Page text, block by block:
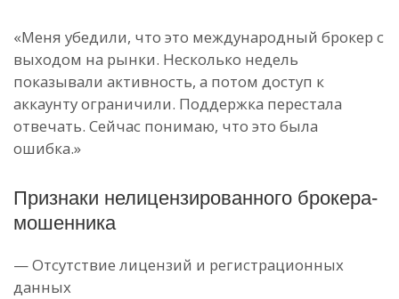
«Меня убедили, что это международный брокер с
выходом на рынки. Несколько недель
показывали активность, а потом доступ к
аккаунту ограничили. Поддержка перестала
отвечать. Сейчас понимаю, что это была
ошибка.»
Признаки нелицензированного брокера-
мошенника
— Отсутствие лицензий и регистрационных
данных